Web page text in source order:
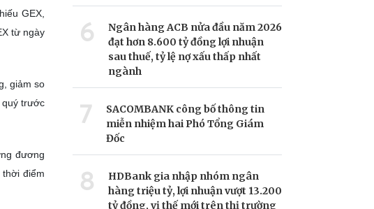
GEX,
từ ngày
giảm so
quý trước
đương
thời điểm
6
Ngân hàng ACB nửa đầu năm 2026
đạt hơn 8.600 tỷ đồng lợi nhuận
sau thuế, tỷ lệ nợ xấu thấp nhất
ngành
7
SACOMBANK công bố thông tin
miễn nhiệm hai Phó Tổng Giám
Đốc
8
HDBank gia nhập nhóm ngân
hàng triệu tỷ, lợi nhuận vượt 13.200
tỷ đồng, vị thế mới trên thị trường